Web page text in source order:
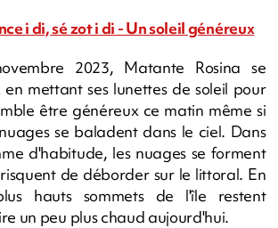
i di, sé zot i di - Un soleil généreux
2023, Matante Rosina se
mettant ses lunettes de soleil pour
être généreux ce matin même si
se baladent dans le ciel. Dans
d'habitude, les nuages se forment
de déborder sur le littoral. En
hauts sommets de l'île restent
un peu plus chaud aujourd'hui.